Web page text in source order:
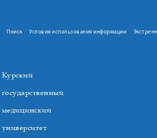
Поиск Условия использования информации
Курский
государственный
медицинский
университет